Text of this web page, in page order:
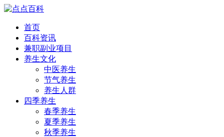
首页
百科资讯
兼职副业项目
养生文化
中医养生
节气养生
养生人群
四季养生
春季养生
夏季养生
秋季养生